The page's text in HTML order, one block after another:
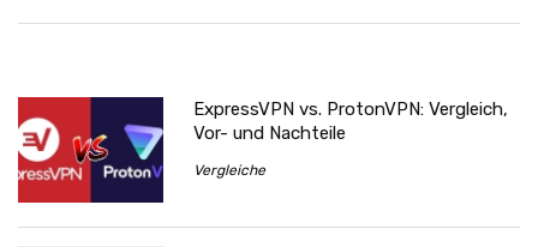
ExpressVPN vs. ProtonVPN: Vergleich,
Vor- und Nachteile
Vergleiche